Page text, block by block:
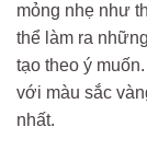
mỏng nhẹ như
thể làm ra
tạo theo ý
với màu sắc
nhất.